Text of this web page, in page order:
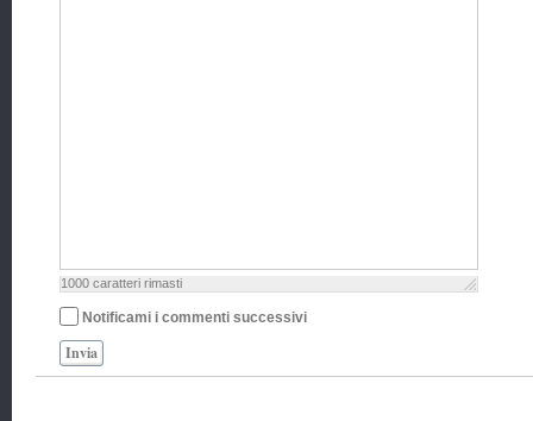
1000 caratteri rimasti
Notificami i commenti successivi
Invia